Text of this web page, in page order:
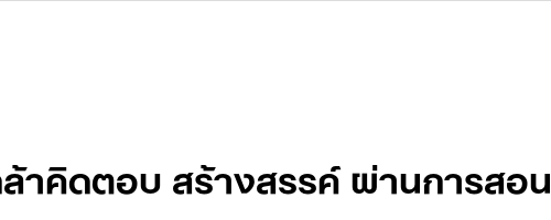
าคิดตอบ สร้างสรรค์ ผ่านการสอน